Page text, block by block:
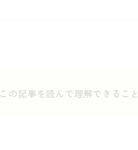
この記事を読んで理解できること